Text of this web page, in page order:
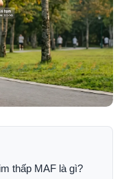
thấp MAF là gì?